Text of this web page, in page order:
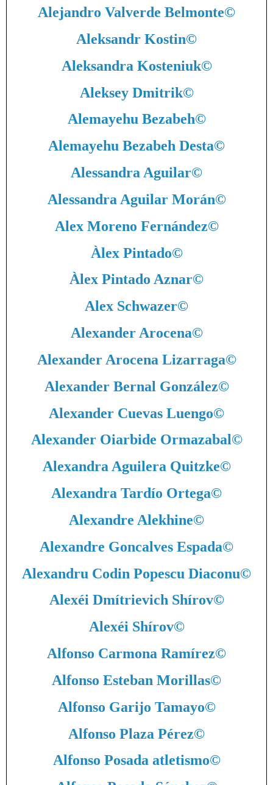
Alejandro Valverde Belmonte©
Aleksandr Kostin©
Aleksandra Kosteniuk©
Aleksey Dmitrik©
Alemayehu Bezabeh©
Alemayehu Bezabeh Desta©
Alessandra Aguilar©
Alessandra Aguilar Morán©
Alex Moreno Fernández©
Àlex Pintado©
Àlex Pintado Aznar©
Alex Schwazer©
Alexander Arocena©
Alexander Arocena Lizarraga©
Alexander Bernal González©
Alexander Cuevas Luengo©
Alexander Oiarbide Ormazabal©
Alexandra Aguilera Quitzke©
Alexandra Tardío Ortega©
Alexandre Alekhine©
Alexandre Goncalves Espada©
Alexandru Codin Popescu Diaconu©
Alexéi Dmítrievich Shírov©
Alexéi Shírov©
Alfonso Carmona Ramírez©
Alfonso Esteban Morillas©
Alfonso Garijo Tamayo©
Alfonso Plaza Pérez©
Alfonso Posada atletismo©